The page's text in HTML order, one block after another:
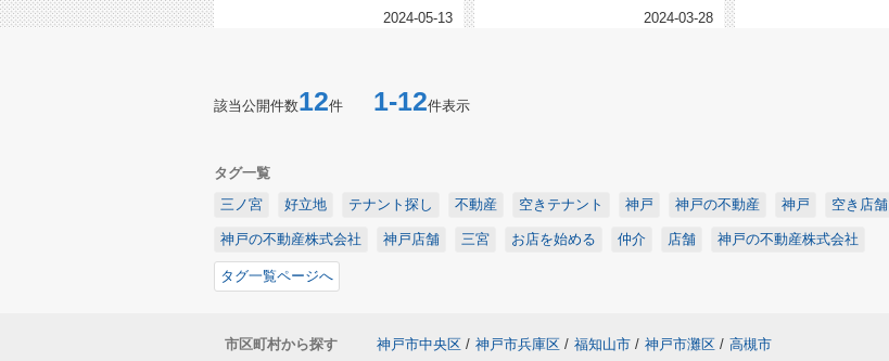
2024-05-13 2024-03-28
該当公開件数12件 1-12件表示
タグ一覧
三ノ宮
好立地 テナント探し 不動産 空きテナント 神戸 神戸の不動産 神戸 空き店舗
神戸の不動産株式会社 神戸店舗 三宮 お店を始める 仲介 店舗 神戸の不動産株式会社
タグ一覧ページへ
市区町村から探す 神戸市中央区 / 神戸市兵庫区 / 福知山市 / 神戸市灘区 / 高槻市